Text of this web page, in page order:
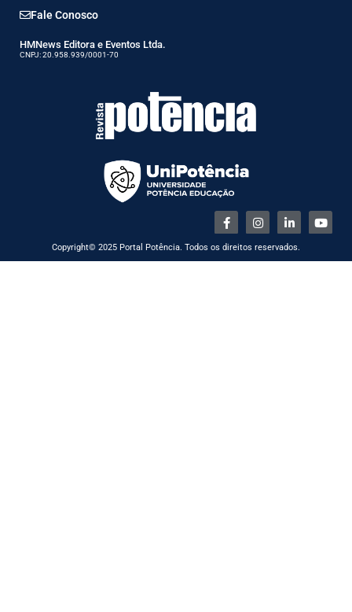
Fale Conosco
HMNews Editora e Eventos Ltda.
CNPJ: 20.958.939/0001-70
Copyright© 2025 Portal Potência. Todos os direitos reservados.